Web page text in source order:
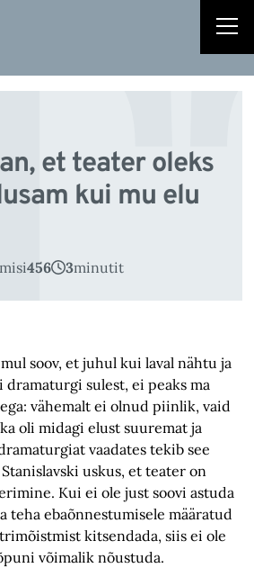
et teater oleks
kui mu elu
456 3minutit
soov, et juhul kui laval nähtu ja
sulest, ei peaks ma
vähemalt ei olnud piinlik, vaid
oli midagi elust suuremat ja
vaadates tekib see
uskus, et teater on
Kui ei ole just soovi astuda
teha ebaõnnestumisele määratud
kitsendada, siis ei ole
võimalik nõustuda.